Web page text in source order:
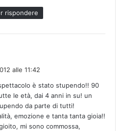
rispondere
alle 11:42
è stato stupendo!! 90
le età, dai 4 anni in su! un
da parte di tutti!
emozione e tanta tanta gioia!!
mi sono commossa,